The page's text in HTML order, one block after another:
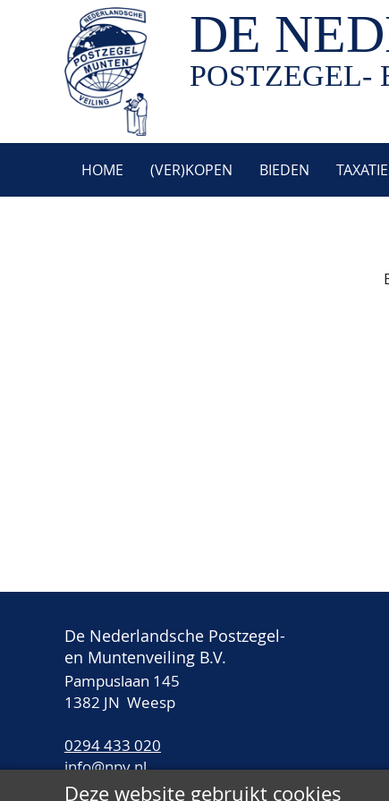
DE
HOME (VER)KOPEN BIEDEN
De Nederlandsche Postzegel-
en Muntenveiling B.V.
Pampuslaan 145
1382 JN Weesp
0294 433 020
info@npv.nl
Deze website gebruikt cookies